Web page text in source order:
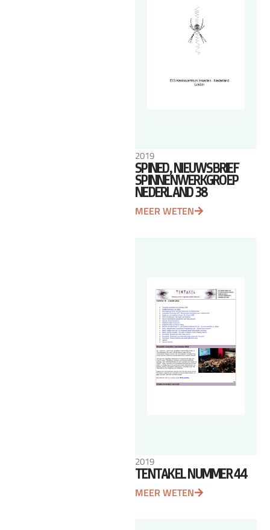
2019
SPINED, NIEUWSBRIEF
SPINNENWERKGROEP
NEDERLAND 38
MEER WETEN
2019
TENTAKEL NUMMER 44
MEER WETEN